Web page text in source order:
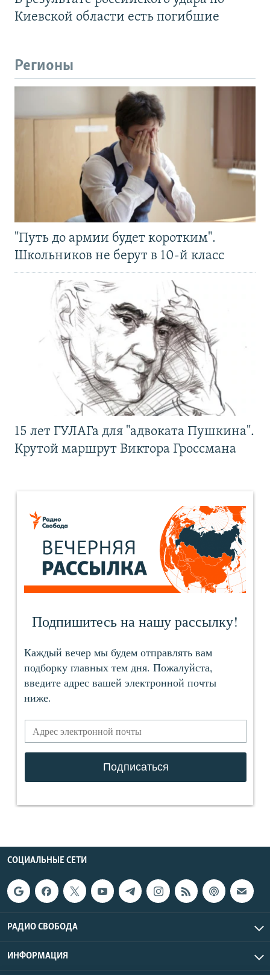
Киевской области есть погибшие
Регионы
"Путь до армии будет коротким".
Школьников не берут в 10-й класс
15 лет ГУЛАГа для "адвоката Пушкина".
Крутой маршрут Виктора Гроссмана
СОЦИАЛЬНЫЕ СЕТИ
РАДИО СВОБОДА
ИНФОРМАЦИЯ